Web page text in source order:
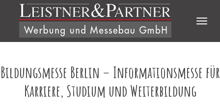
Direkt zum Inhalt
Bildungsmesse Berlin – Informationsmesse für
Karriere, Studium und Weiterbildung